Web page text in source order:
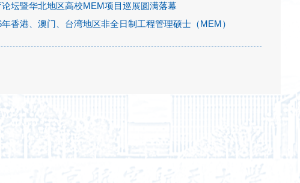
坛暨华北地区高校MEM项目巡展圆满落幕
香港、澳门、台湾地区非全日制工程管理硕士（MEM）